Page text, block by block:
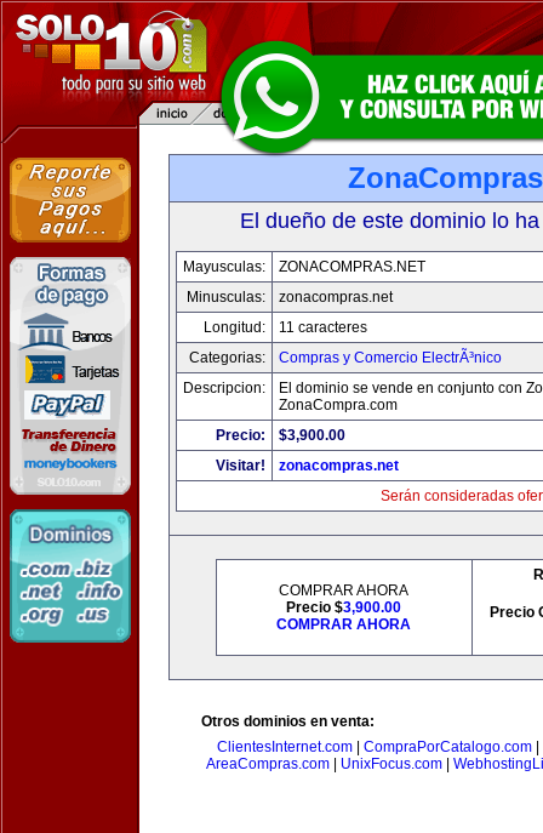
El dueño de este dominio lo
Mayusculas:
ZONACOMPRAS.NET
Minusculas:
zonacompras.net
Longitud:
11 caracteres
Categorias:
Compras y Comercio ElectrÃ³nico
Descripcion:
El dominio se vende en conjunto con
ZonaCompra.com
Precio:
$3,900.00
Visitar!
zonacompras.net
Serán consideradas
COMPRAR AHORA
Precio $3,900.00
COMPRAR AHORA
Precio
Otros dominios en venta:
ClientesInternet.com
CompraPorCatalogo.com
AreaCompras.com
UnixFocus.com